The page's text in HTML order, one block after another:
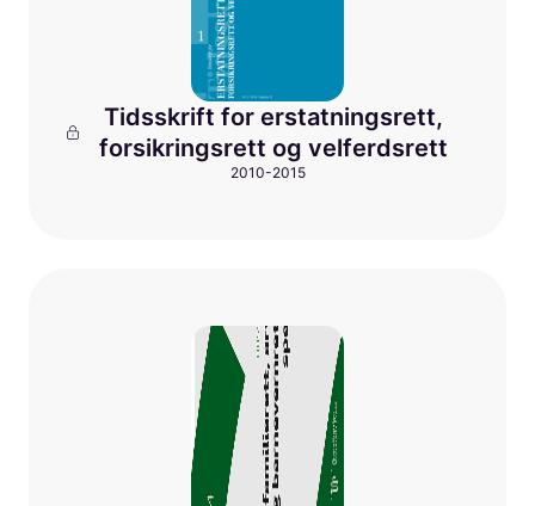
Tidsskrift for erstatningsrett,
forsikringsrett og velferdsrett
2010-2015